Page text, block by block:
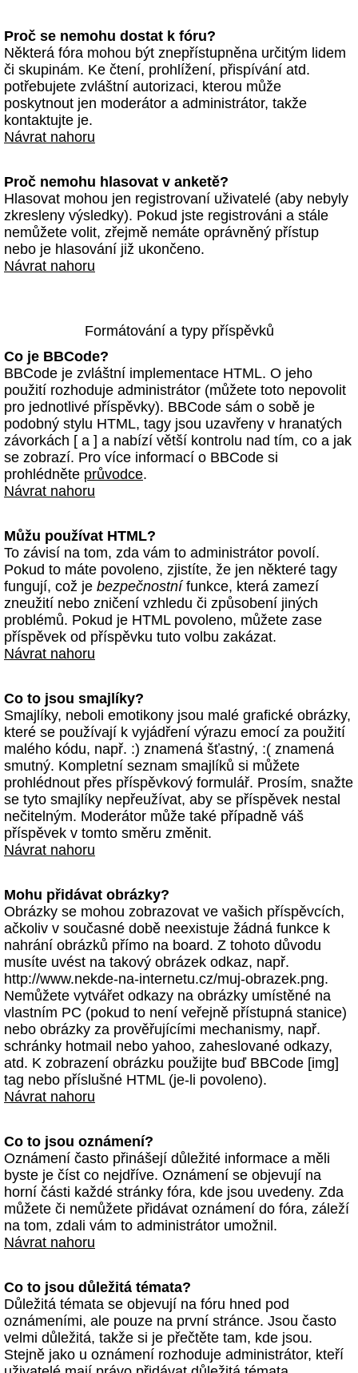
Proč se nemohu dostat k fóru?
Některá fóra mohou být znepřístupněna určitým lidem
či skupinám. Ke čtení, prohlížení, přispívání atd.
potřebujete zvláštní autorizaci, kterou může
poskytnout jen moderátor a administrátor, takže
kontaktujte je.
Návrat nahoru
Proč nemohu hlasovat v anketě?
Hlasovat mohou jen registrovaní uživatelé (aby nebyly
zkresleny výsledky). Pokud jste registrováni a stále
nemůžete volit, zřejmě nemáte oprávněný přístup
nebo je hlasování již ukončeno.
Návrat nahoru
Formátování a typy příspěvků
Co je BBCode?
BBCode je zvláštní implementace HTML. O jeho
použití rozhoduje administrátor (můžete toto nepovolit
pro jednotlivé příspěvky). BBCode sám o sobě je
podobný stylu HTML, tagy jsou uzavřeny v hranatých
závorkách [ a ] a nabízí větší kontrolu nad tím, co a jak
se zobrazí. Pro více informací o BBCode si
prohlédněte průvodce.
Návrat nahoru
Můžu používat HTML?
To závisí na tom, zda vám to administrátor povolí.
Pokud to máte povoleno, zjistíte, že jen některé tagy
fungují, což je bezpečnostnífunkce, která zamezí
zneužití nebo zničení vzhledu či způsobení jiných
problémů. Pokud je HTML povoleno, můžete zase
příspěvek od příspěvku tuto volbu zakázat.
Návrat nahoru
Co to jsou smajlíky?
Smajlíky, neboli emotikony jsou malé grafické obrázky,
které se používají k vyjádření výrazu emocí za použití
malého kódu, např. :) znamená šťastný, :( znamená
smutný. Kompletní seznam smajlíků si můžete
prohlédnout přes příspěvkový formulář. Prosím, snažte
se tyto smajlíky nepřeužívat, aby se příspěvek nestal
nečitelným. Moderátor může také případně váš
příspěvek v tomto směru změnit.
Návrat nahoru
Mohu přidávat obrázky?
Obrázky se mohou zobrazovat ve vašich příspěvcích,
ačkoliv v současné době neexistuje žádná funkce k
nahrání obrázků přímo na board. Z tohoto důvodu
musíte uvést na takový obrázek odkaz, např.
http://www.nekde-na-internetu.cz/muj-obrazek.png.
Nemůžete vytvářet odkazy na obrázky umístěné na
vlastním PC (pokud to není veřejně přístupná stanice)
nebo obrázky za prověřujícími mechanismy, např.
schránky hotmail nebo yahoo, zaheslované odkazy,
atd. K zobrazení obrázku použijte buď BBCode [img]
tag nebo příslušné HTML (je-li povoleno).
Návrat nahoru
Co to jsou oznámení?
Oznámení často přinášejí důležité informace a měli
byste je číst co nejdříve. Oznámení se objevují na
horní části každé stránky fóra, kde jsou uvedeny. Zda
můžete či nemůžete přidávat oznámení do fóra, záleží
na tom, zdali vám to administrátor umožnil.
Návrat nahoru
Co to jsou důležitá témata?
Důležitá témata se objevují na fóru hned pod
oznámeními, ale pouze na první stránce. Jsou často
velmi důležitá, takže si je přečtěte tam, kde jsou.
Stejně jako u oznámení rozhoduje administrátor, kteří